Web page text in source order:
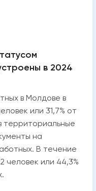
в 2024
в Молдове в
или 31,7% от
территориальные
на
В течение
человек или 44,3%